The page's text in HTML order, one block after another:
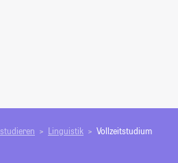
Linguistik Vollzeitstudium